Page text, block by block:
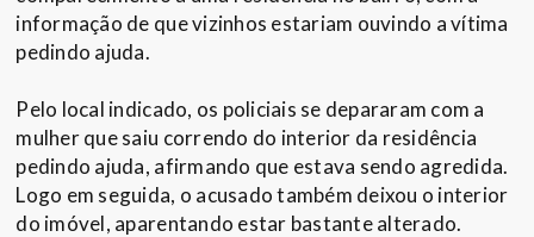
informação de que vizinhos estariam ouvindo a vítima
pedindo ajuda.
Pelo local indicado, os policiais se depararam com a
mulher que saiu correndo do interior da residência
pedindo ajuda, afirmando que estava sendo agredida.
Logo em seguida, o acusado também deixou o interior
do imóvel, aparentando estar bastante alterado.